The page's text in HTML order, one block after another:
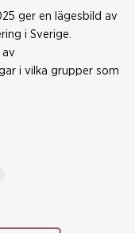
ger en lägesbild av
i Sverige.
i vilka grupper som